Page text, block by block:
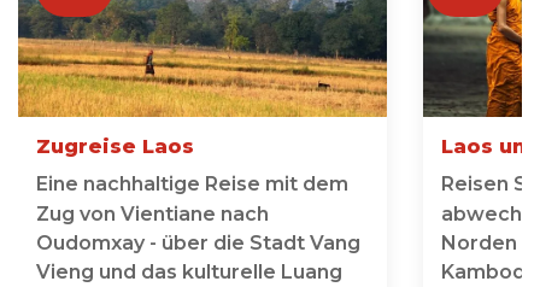
Zugreise Laos
Eine nachhaltige Reise mit dem
Zug von Vientiane nach
Oudomxay - über die Stadt Vang
Vieng und das kulturelle Luang
Laos
Reisen
Norden